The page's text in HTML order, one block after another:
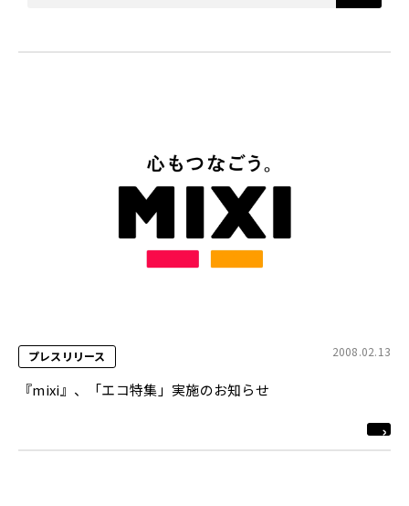
プレスリリース 2008.02.13
『mixi』、「エコ特集」実施のお知らせ